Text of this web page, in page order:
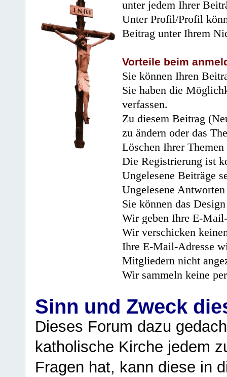
unter jedem Ihrer
Unter Profil/Profil
Beitrag unter Ihrem
Vorteile beim
Sie können Ihren
Sie haben die
verfassen.
Zu diesem Beitrag
zu ändern oder das
Löschen Ihrer
Die Registrierung ist
Ungelesene Beiträge
Ungelesene
Sie können das
Wir geben Ihre E-
Wir verschicken
Ihre E-Mail-Adresse
Mitgliedern nicht
Wir sammeln keine
Sinn und Zweck
Dieses Forum dazu
katholische Kirche jedem
Fragen hat, kann diese in